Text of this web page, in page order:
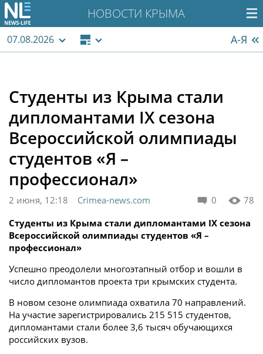
НОВОСТИ КРЫМА
07.08.2026 А-Я
Студенты из Крыма стали
дипломантами IX сезона
Всероссийской олимпиады
студентов «Я –
профессионал»
0 78
2 июня, 12:18
Crimea-news.com
Студенты из Крыма стали дипломантами IX сезона
Всероссийской олимпиады студентов «Я –
профессионал»
Успешно преодолели многоэтапный отбор и вошли в
число дипломантов проекта три крымских студента.
В новом сезоне олимпиада охватила 70 направлений.
На участие зарегистрировались 215 515 студентов,
дипломантами стали более 3,6 тысяч обучающихся
российских вузов.